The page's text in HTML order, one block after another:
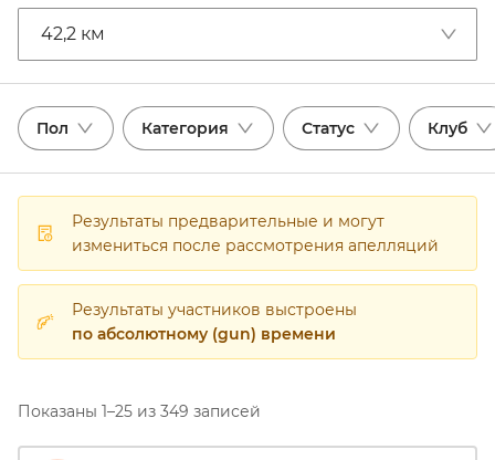
42,2 км
Пол Категория Статус Клуб
Результаты предварительные и могут
измениться после рассмотрения апелляций
Результаты участников выстроены
по абсолютному (gun) времени
Показаны 1–25 из 349 записей